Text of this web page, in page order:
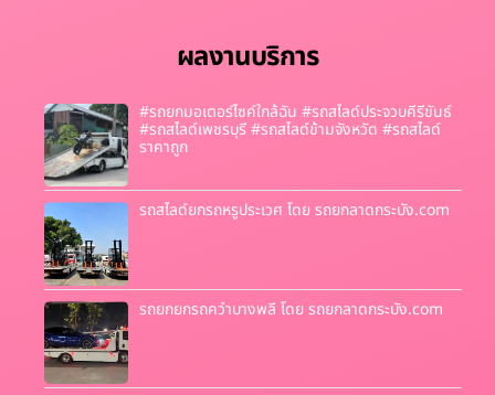
ผลงานบริการ
#รถยกมอเตอร์ไซค์ใกล้ฉัน #รถสไลด์ประจวบคีรีขันธ์
#รถสไลด์เพชรบุรี #รถสไลด์ข้ามจังหวัด #รถสไลด์
ราคาถูก
รถสไลด์ยกรถหรูประเวศ โดย รถยกลาดกระบัง.com
รถยกยกรถคว่ำบางพลี โดย รถยกลาดกระบัง.com